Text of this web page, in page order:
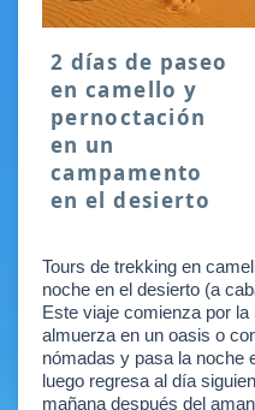
2 días de paseo
en camello y
pernoctación
en un
campamento
en el desierto
Tours de trekking en
noche en el desierto (a
Este viaje comienza por la
almuerza en un oasis o
nómadas y pasa la noche
luego regresa al día
mañana después del